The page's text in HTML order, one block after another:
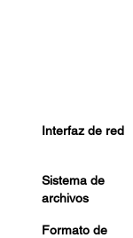
Interfaz de red
Sistema de
archivos
Formato de